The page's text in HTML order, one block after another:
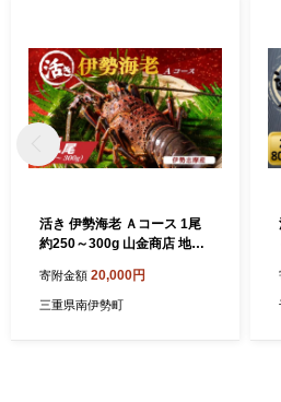
活き 伊勢海老 Ａコース 1尾
約250～300g 山金商店 地物
物 汁物 海鮮 特産 海の幸 魚
介 イセエビ 海老 えび 三重県
寄附金額 20,000円
三重県南伊勢町